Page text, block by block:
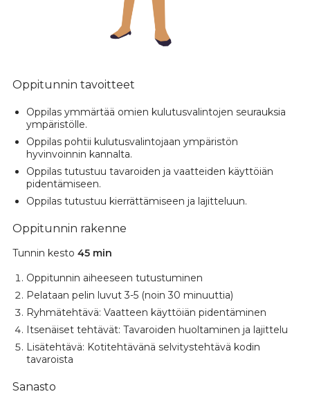
Oppitunnin tavoitteet
Oppilas ymmärtää omien kulutusvalintojen seurauksia
ympäristölle.
Oppilas pohtii kulutusvalintojaan ympäristön
hyvinvoinnin kannalta.
Oppilas tutustuu tavaroiden ja vaatteiden käyttöiän
pidentämiseen.
Oppilas tutustuu kierrättämiseen ja lajitteluun.
Oppitunnin rakenne
Tunnin kesto 45 min
Oppitunnin aiheeseen tutustuminen
Pelataan pelin luvut 3-5 (noin 30 minuuttia)
Ryhmätehtävä: Vaatteen käyttöiän pidentäminen
Itsenäiset tehtävät: Tavaroiden huoltaminen ja lajittelu
Lisätehtävä: Kotitehtävänä selvitystehtävä kodin
tavaroista
Sanasto